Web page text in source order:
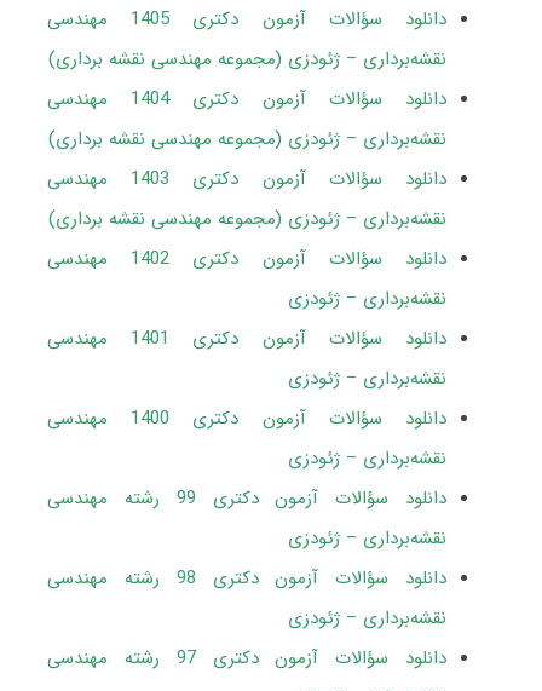
دانلود سؤالات آزمون دکتری 1405 مهندسی
نقشه‌برداری – ژئودزی (مجموعه مهندسی نقشه برداری)
دانلود سؤالات آزمون دکتری 1404 مهندسی
نقشه‌برداری – ژئودزی (مجموعه مهندسی نقشه برداری)
دانلود سؤالات آزمون دکتری 1403 مهندسی
نقشه‌برداری – ژئودزی (مجموعه مهندسی نقشه برداری)
دانلود سؤالات آزمون دکتری 1402 مهندسی
نقشه‌برداری – ژئودزی
دانلود سؤالات آزمون دکتری 1401 مهندسی
نقشه‌برداری – ژئودزی
دانلود سؤالات آزمون دکتری 1400 مهندسی
نقشه‌برداری – ژئودزی
دانلود سؤالات آزمون دکتری 99 رشته مهندسی
نقشه‌برداری – ژئودزی
دانلود سؤالات آزمون دکتری 98 رشته مهندسی
نقشه‌برداری – ژئودزی
دانلود سؤالات آزمون دکتری 97 رشته مهندسی